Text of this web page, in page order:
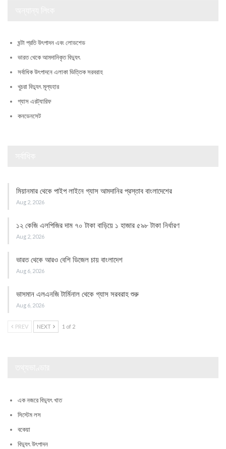
ঘন্টা প্রতি উৎপাদন এবং লোডশেড
ভারত থেকে আমদানিকৃত বিদ্যুৎ
সর্বাধিক উৎপাদনে এলাকা ভিত্তিক সরবরাহ
খুচরা বিদ্যুৎ মূল্যহার
গ্যাস এরট্যারিফ
কনডেনসেট
মিয়ানমার থেকে পাইপ লাইনে গ্যাস আমদানির প্রস্তাব বাংলাদেশের
Aug 2, 2026
১২ কেজি এলপিজির দাম ৭০ টাকা বাড়িয়ে ১ হাজার ৫৯৮ টাকা নির্ধারণ
Aug 2, 2026
ভারত থেকে আরও বেশি ডিজেল চায় বাংলাদেশ
Aug 6, 2026
ভাসমান এলএনজি টার্মিনাল থেকে গ্যাস সরবরাহ শুরু
Aug 6, 2026
PREV NEXT 1 of 2
এক নজরে বিদ্যুৎ খাত
সিস্টেম লস
বকেয়া
বিদ্যুৎ উৎপাদন